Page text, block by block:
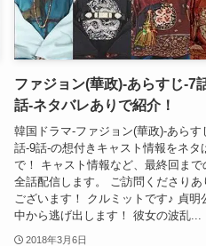
ファジョン(華政)-あらすじ-7
話-ネタバレありで紹介！
韓国ドラマ-ファジョン(華政)-あらす
話-9話-の想付きキャスト情報をネタ
で！ キャスト情報など、最終回まで
全話配信します。 ご訪問くださりあ
ございます！ クルミットです♪ 貞明
中から逃げ出します！ 彼女の波乱...
2018年3月6日